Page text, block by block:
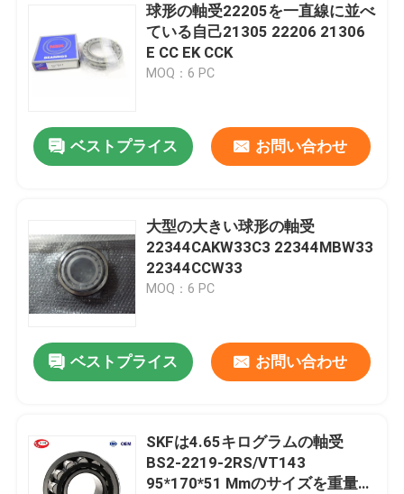
球形の軸受22205を一直線に並べ
ている自己21305 22206 21306
E CC EK CCK
MOQ：6 PC
ベストプライス お問い合わせ
大型の大きい球形の軸受
22344CAKW33C3 22344MBW33
22344CCW33
MOQ：6 PC
ベストプライス お問い合わせ
SKFは4.65キログラムの軸受
BS2-2219-2RS/VT143
95*170*51 Mmのサイズを重量密